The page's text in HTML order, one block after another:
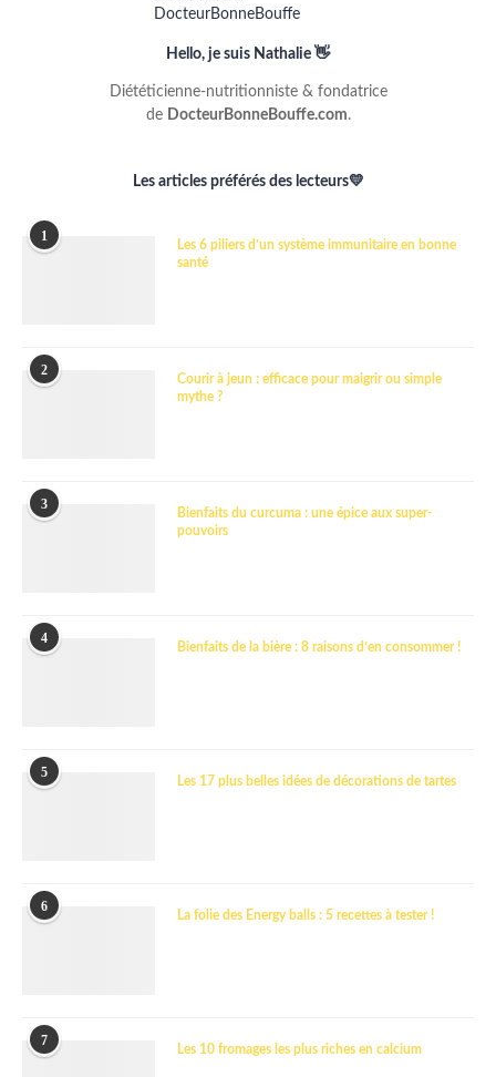
Hello, je suis Nathalie 👋
Diététicienne-nutritionniste & fondatrice
de DocteurBonneBouffe.com.
Les articles préférés des lecteurs💛
1
Les 6 piliers d’un système immunitaire en bonne
santé
2
Courir à jeun : efficace pour maigrir ou simple
mythe ?
3
Bienfaits du curcuma : une épice aux super-
pouvoirs
4
Bienfaits de la bière : 8 raisons d’en consommer !
5
Les 17 plus belles idées de décorations de tartes
6
La folie des Energy balls : 5 recettes à tester !
7
Les 10 fromages les plus riches en calcium